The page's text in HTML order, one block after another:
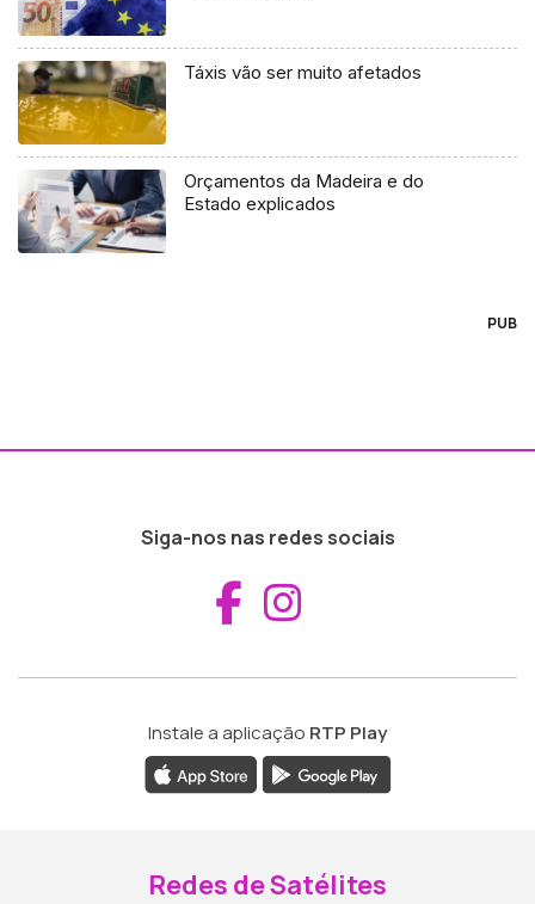
Táxis vão ser muito afetados
Orçamentos da Madeira e do
Estado explicados
PUB
Siga-nos nas redes sociais
Aceder ao
Instale a aplicação RTP Play
Redes de Satélites